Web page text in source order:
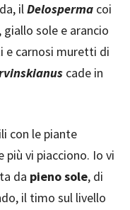
ilDelosperma coi
sole e arancio
e carnosi muretti di
cade in
con le piante
più vi piacciono. Io vi
da pieno sole, di
il timo sul livello